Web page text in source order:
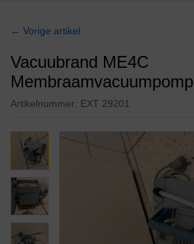
← Vorige artikel
Vacuubrand ME4C
Membraamvacuumpomp
Artikelnummer: EXT 29201